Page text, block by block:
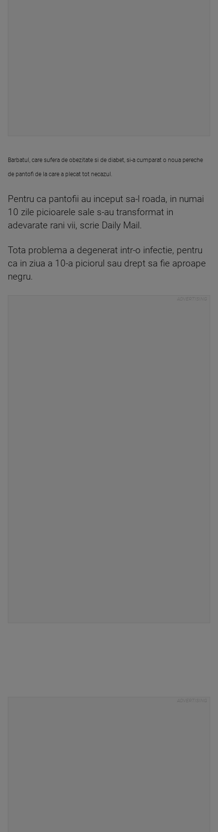
Barbatul, care sufera de obezitate si de diabet, si-a cumparat o noua pereche
de pantofi de la care a plecat tot necazul.
Pentru ca pantofii au inceput sa-l roada, in numai
10 zile picioarele sale s-au transformat in
adevarate rani vii, scrie Daily Mail.
Tota problema a degenerat intr-o infectie, pentru
ca in ziua a 10-a piciorul sau drept sa fie aproape
negru.